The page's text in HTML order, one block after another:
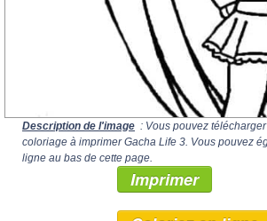
Description de l'image : Vous pouvez
coloriage à imprimer Gacha Life 3. Vous pouvez
ligne au bas de cette page.
Imprimer